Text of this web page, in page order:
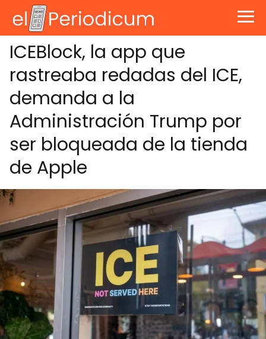
ICEBlock, la app que
rastreaba redadas del ICE,
demanda a la
Administración Trump por
ser bloqueada de la tienda
de Apple